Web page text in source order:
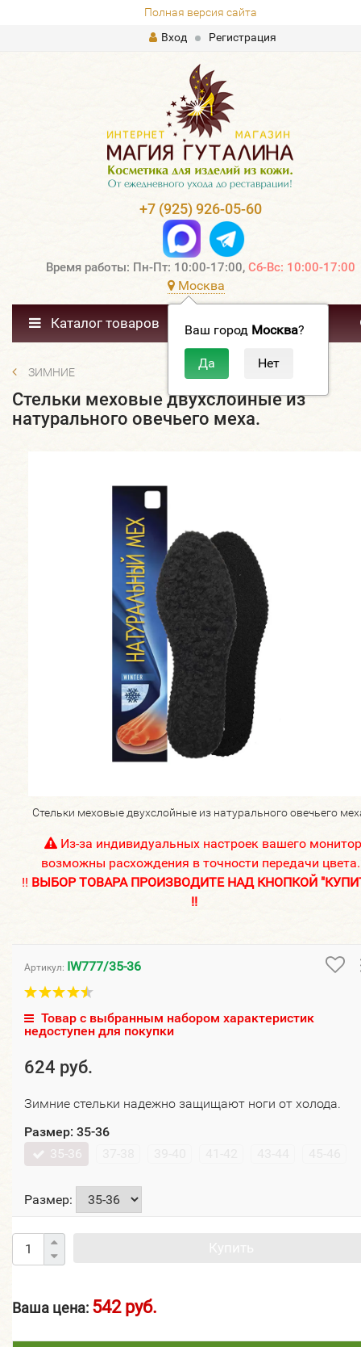
Полная версия сайта
Вход
Регистрация
+7 (925) 926-05-60
Время работы: Пн-Пт: 10:00-17:00, Сб-Вс: 10:00-17:00
Москва
Ваш город Москва?
Каталог товаров
ЗИМНИЕ
Стельки меховые двухслойные из
натурального овечьего меха.
Стельки меховые двухслойные из натурального овечьего
Из-за индивидуальных настроек вашего
возможны расхождения в точности передачи цвета.
!! ВЫБОР ТОВАРА ПРОИЗВОДИТЕ НАД КНОПКОЙ
!!
Артикул: IW777/35-36
Товар с выбранным набором характеристик
недоступен для покупки
624 руб.
Зимние стельки надежно защищают ноги от холода.
Размер: 35-36
35-36
Размер:
Ваша цена: 542 руб.